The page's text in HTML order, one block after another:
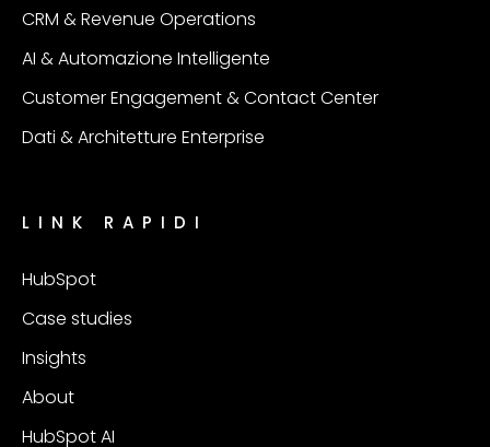
CRM & Revenue Operations
AI & Automazione Intelligente
Customer Engagement & Contact Center
Dati & Architetture Enterprise
LINK RAPIDI
HubSpot
Case studies
Insights
About
HubSpot AI